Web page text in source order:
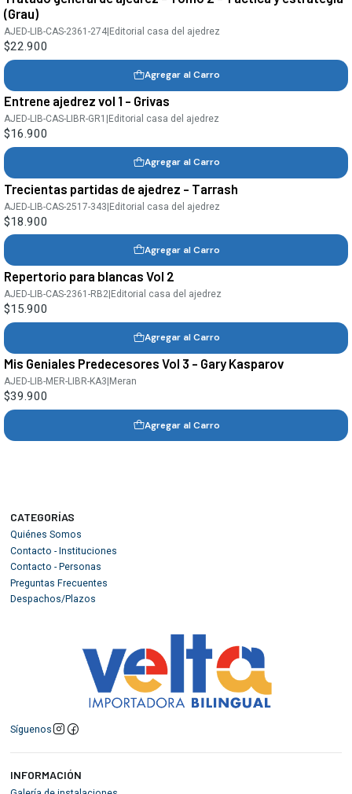
(Grau)
AJED-LIB-CAS-2361-274|Editorial casa del ajedrez
$22.900
Agregar al Carro
Entrene ajedrez vol 1 - Grivas
AJED-LIB-CAS-LIBR-GR1 Editorial casa del ajedrez
$16.900
Agregar al Carro
Trecientas partidas de ajedrez - Tarrash
AJED-LIB-CAS-2517-343|Editorial casa del ajedrez
$18.900
Agregar al Carro
Repertorio para blancas Vol 2
AJED-LIB-CAS-2361-RB2 Editorial casa del ajedrez
$15.900
Agregar al Carro
Mis Geniales Predecesores Vol 3 - Gary Kasparov
AJED-LIB-MER-LIBR-KA3 Meran
$39.900
Agregar al Carro
CATEGORÍAS
Quiénes Somos
Contacto - Instituciones
Contacto - Personas
Preguntas Frecuentes
Despachos/Plazos
Síguenos
INFORMACIÓN